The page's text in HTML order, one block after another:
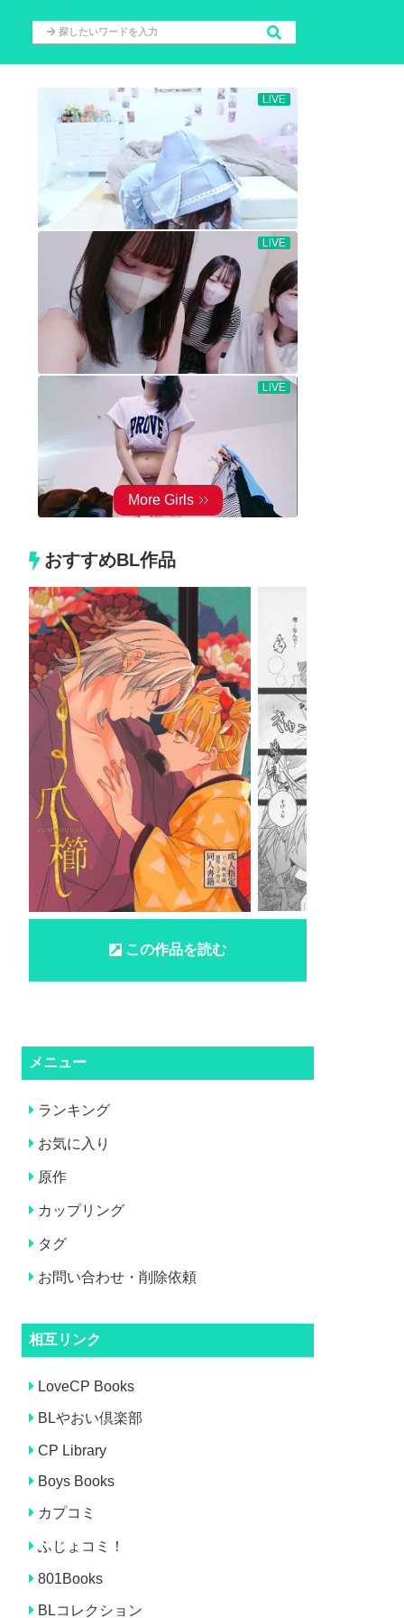
おすすめBL作品
この作品を読む
メニュー
ランキング
お気に入り
原作
カップリング
タグ
お問い合わせ・削除依頼
相互リンク
LoveCP Books
BLやおい倶楽部
CP Library
Boys Books
カプコミ
ふじょコミ！
801Books
BLコレクション